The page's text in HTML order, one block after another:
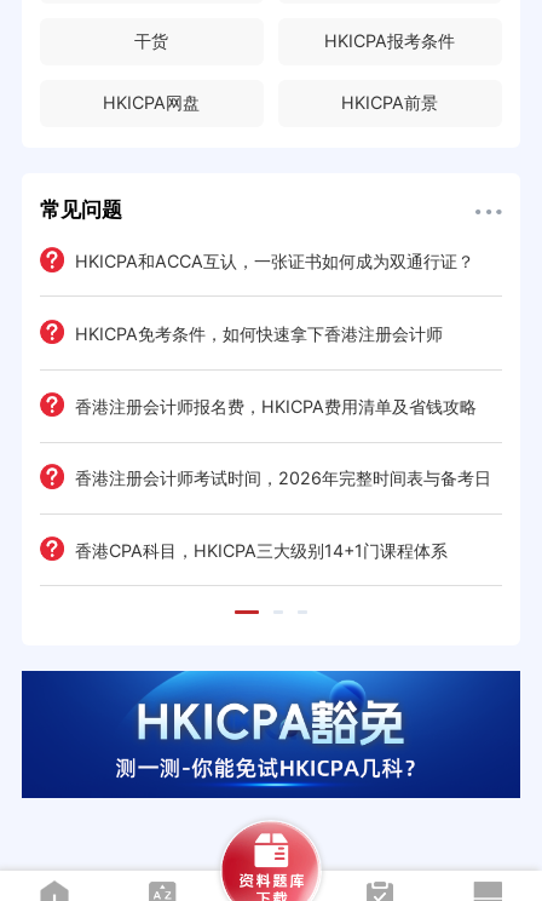
干货 HKICPA报考条件
HKICPA网盘 HKICPA前景
常见问题
HKICPA和ACCA互认，一张证书如何成为双通行证？
HKICPA免考条件，如何快速拿下香港注册会计师
香港注册会计师报名费，HKICPA费用清单及省钱攻略
香港注册会计师考试时间，2026年完整时间表与备考日
历 香港CPA科目，HKICPA三大级别14+1门课程体系